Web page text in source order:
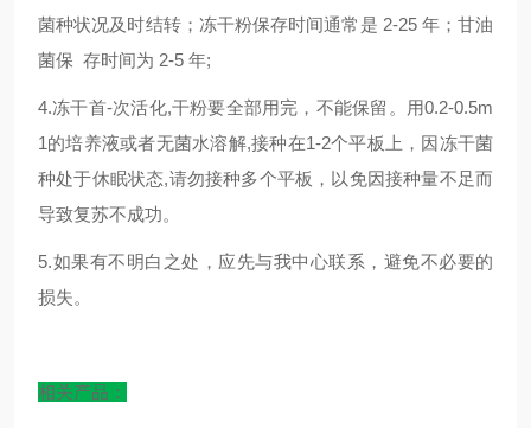
菌种状况及时结转；冻干粉保存时间通常是 2-25 年；甘油
菌保 存时间为 2-5 年;
4.冻干首-次活化,干粉要全部用完，不能保留。用0.2-0.5m
1的培养液或者无菌水溶解,接种在1-2个平板上，因冻干菌
种处于休眠状态,请勿接种多个平板，以免因接种量不足而
导致复苏不成功。
5.如果有不明白之处，应先与我中心联系，避免不必要的
损失。
相关产品：